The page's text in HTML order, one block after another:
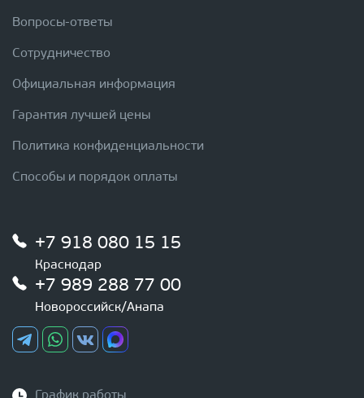
Вопросы-ответы
Сотрудничество
Официальная информация
Гарантия лучшей цены
Политика конфиденциальности
Способы и порядок оплаты
+7 918 080 15 15
Краснодар
+7 989 288 77 00
Новороссийск/Анапа